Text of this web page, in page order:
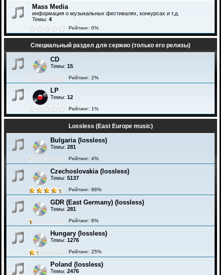
Mass Media
информация о музыкальных фестивалях, конкурсах и т.д.
Темы: 4
Рейтинг: 0%
Специальный раздел для сержио (только его релизы)
CD
Темы: 15
Рейтинг: 2%
LP
Темы: 12
Рейтинг: 1%
Lossless (East Europe music)
Bulgaria (lossless)
Темы: 281
Рейтинг: 4%
Czechoslovakia (lossless)
Темы: 5137
Рейтинг: 86%
GDR (East Germany) (lossless)
Темы: 281
Рейтинг: 8%
Hungary (lossless)
Темы: 1276
Рейтинг: 25%
Poland (lossless)
Темы: 2476